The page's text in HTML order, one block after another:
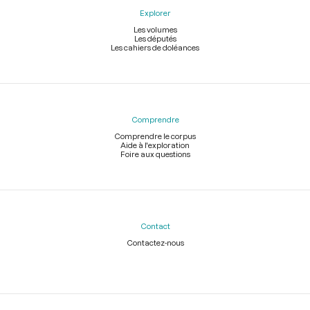
Explorer
Les volumes
Les députés
Les cahiers de doléances
Comprendre
Comprendre le corpus
Aide à l'exploration
Foire aux questions
Contact
Contactez-nous
Légal